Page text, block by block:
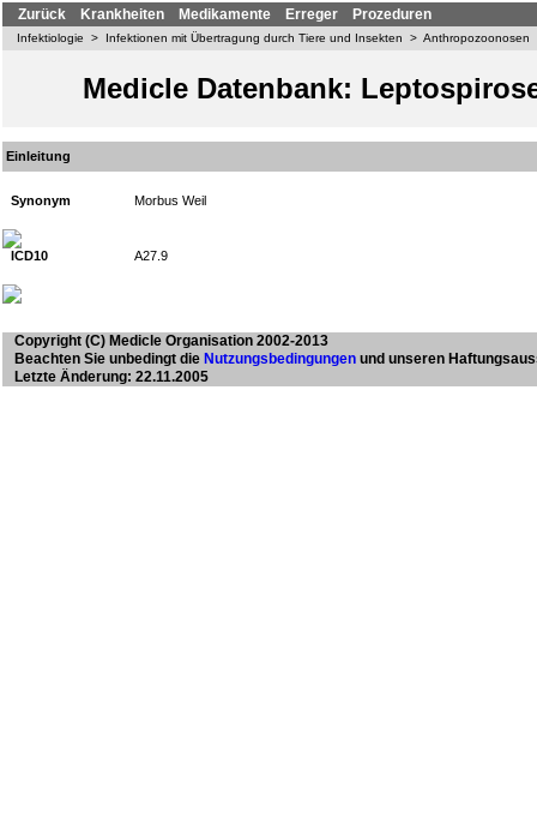
Zurück Krankheiten Medikamente Erreger Prozeduren
Infektiologie > Infektionen mit Übertragung durch Tiere und Insekten > Anthropozoonosen
Medicle Datenbank:
Einleitung
Synonym Morbus Weil
ICD10 A27.9
Copyright (C) Medicle Organisation 2002-2013
Beachten Sie unbedingt die Nutzungsbedingungen und unseren
Letzte Änderung: 22.11.2005